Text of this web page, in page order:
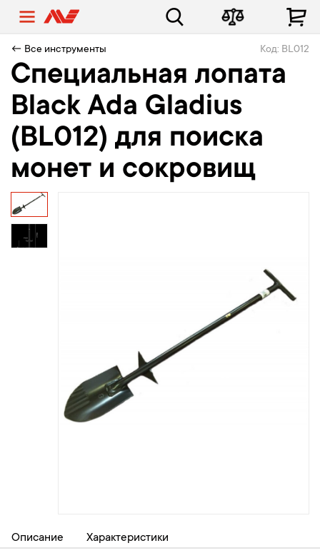
← Все инструменты Код: BL012
Специальная лопата
Black Ada Gladius
(BL012) для поиска
монет и сокровищ
Описание Характеристики